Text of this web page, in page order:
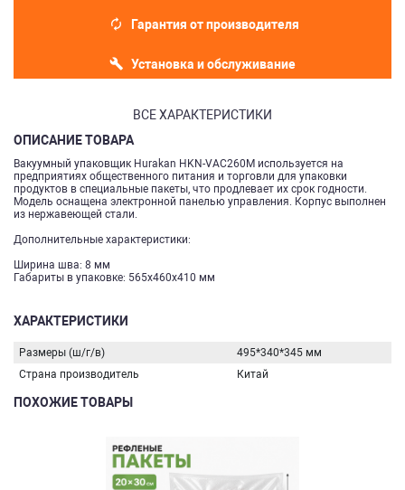
Гарантия от производителя
Установка и обслуживание
ВСЕ ХАРАКТЕРИСТИКИ
ОПИСАНИЕ ТОВАРА
Вакуумный упаковщик Hurakan HKN-VAC260M используется на
предприятиях общественного питания и торговли для упаковки
продуктов в специальные пакеты, что продлевает их срок годности.
Модель оснащена электронной панелью управления. Корпус выполнен
из нержавеющей стали.
Дополнительные характеристики:
Ширина шва: 8 мм
Габариты в упаковке: 565х460х410 мм
ХАРАКТЕРИСТИКИ
Размеры (ш/г/в)
495*340*345 мм
Страна производитель
Китай
ПОХОЖИЕ ТОВАРЫ